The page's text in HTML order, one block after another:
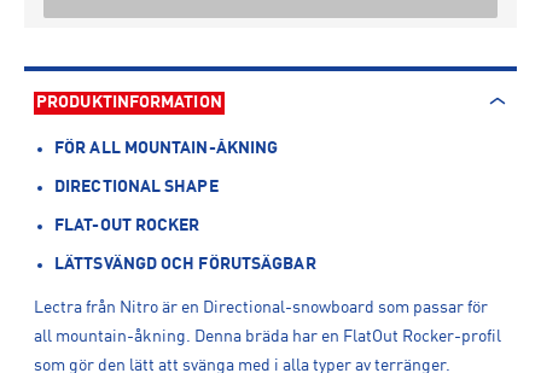
PRODUKTINFORMATION
FÖR ALL MOUNTAIN-ÅKNING
DIRECTIONAL SHAPE
FLAT-OUT ROCKER
LÄTTSVÄNGD OCH FÖRUTSÄGBAR
Lectra från Nitro är en Directional-snowboard som passar för
all mountain-åkning. Denna bräda har en FlatOut Rocker-profil
som gör den lätt att svänga med i alla typer av terränger.